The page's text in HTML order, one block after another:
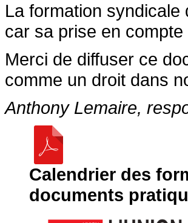
La formation
car sa prise en
Merci de diffuser ce
comme un droit dans
Anthony Lemaire,
Calendrier des
documents